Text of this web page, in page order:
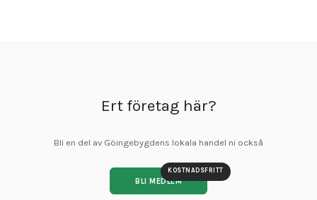
Ert företag här?
Bli en del av Göingebygdens lokala handel ni också
BLI MEDLEM
KOSTNADSFRITT